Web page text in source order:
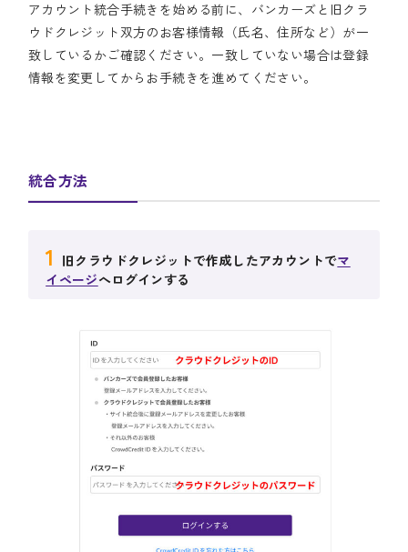
アカウント統合手続きを始める前に、バンカーズと旧クラ
ウドクレジット双方のお客様情報（氏名、住所など）が一
致しているかご確認ください。一致していない場合は登録
情報を変更してからお手続きを進めてください。
統合方法
1 旧クラウドクレジットで作成したアカウントでマ
イページへログインする